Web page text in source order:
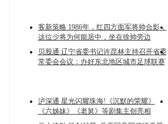
客新策略 1986年，红四方面军将帅合影，
这位少将为何能居中，坐在徐帅旁边
贝股通 辽宁省委书记许昆林主持召开省委
常委会会议：办好东北地区城市足球联赛
泸深通 星光闪耀珠海!《沉默的荣耀》
《六姊妹》《老舅》等剧集主创亮相